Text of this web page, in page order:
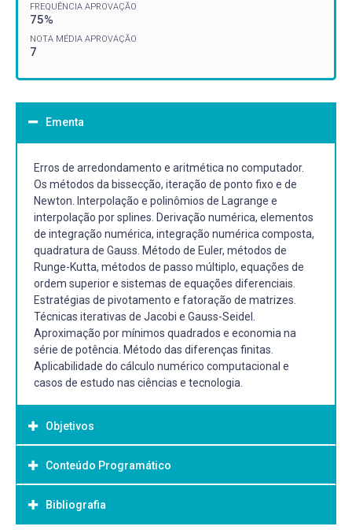
FREQUÊNCIA APROVAÇÃO
75%
NOTA MÉDIA APROVAÇÃO
7
Ementa
Erros de arredondamento e aritmética no computador.
Os métodos da bissecção, iteração de ponto fixo e de
Newton. Interpolação e polinômios de Lagrange e
interpolação por splines. Derivação numérica, elementos
de integração numérica, integração numérica composta,
quadratura de Gauss. Método de Euler, métodos de
Runge-Kutta, métodos de passo múltiplo, equações de
ordem superior e sistemas de equações diferenciais.
Estratégias de pivotamento e fatoração de matrizes.
Técnicas iterativas de Jacobi e Gauss-Seidel.
Aproximação por mínimos quadrados e economia na
série de potência. Método das diferenças finitas.
Aplicabilidade do cálculo numérico computacional e
casos de estudo nas ciências e tecnologia.
Objetivos
Objetivo Geral:
Habilitar o estudante para a compreensão da base
conceitual e metodológica do cálculo numérico
Conteúdo Programático
Bibliografia